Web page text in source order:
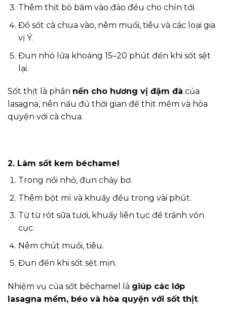
Thêm thịt bò băm vào đảo đều cho chín tới.
Đổ sốt cà chua vào, nêm muối, tiêu và các loại gia
vị Ý.
Đun nhỏ lửa khoảng 15–20 phút đến khi sốt sệt
lại.
Sốt thịt là phần nền cho hương vị đậm đà của
lasagna, nên nấu đủ thời gian để thịt mềm và hòa
quyện với cà chua.
2. Làm sốt kem béchamel
Trong nồi nhỏ, đun chảy bơ.
Thêm bột mì và khuấy đều trong vài phút.
Từ từ rót sữa tươi, khuấy liên tục để tránh vón
cục.
Nêm chút muối, tiêu.
Đun đến khi sốt sệt mịn.
Nhiệm vụ của sốt béchamel là giúp các lớp
lasagna mềm, béo và hòa quyện với sốt thịt.